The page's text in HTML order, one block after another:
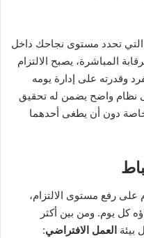
التي تحدد مستوى نجاحك داخل
المباشرة، يصبح الالتزام
وقدرته على إدارة يومه
نظام واضح يضمن له تحقيق
دون أن يطغى أحدهما
على رفع مستوى الالتزام،
كل يوم. ومن بين أكثر
بيئة العمل الافتراضي: